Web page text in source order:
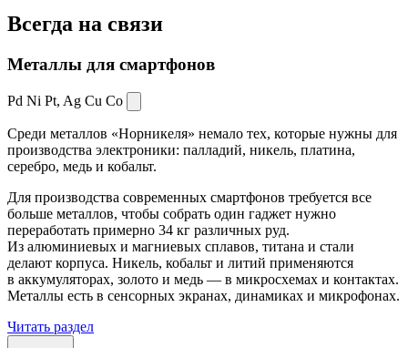
Всегда на связи
Металлы для смартфонов
Pd Ni Pt, Ag Cu Co
Среди металлов «Норникеля» немало тех, которые нужны для
производства электроники: палладий, никель, платина,
серебро, медь и кобальт.
Для производства современных смартфонов требуется все
больше металлов, чтобы собрать один гаджет нужно
переработать примерно 34 кг различных руд.
Из алюминиевых и магниевых сплавов, титана и стали
делают корпуса. Никель, кобальт и литий применяются
в аккумуляторах, золото и медь — в микросхемах и контактах.
Металлы есть в сенсорных экранах, динамиках и микрофонах.
Читать раздел